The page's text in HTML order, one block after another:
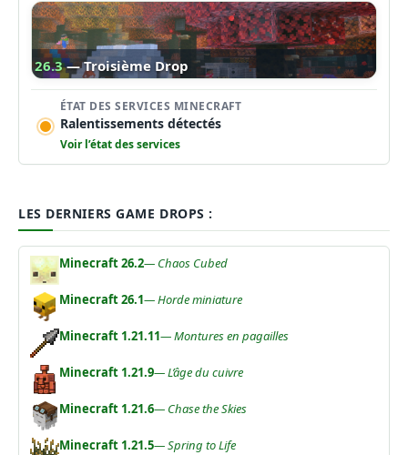
26.3 — Troisième Drop
ÉTAT DES SERVICES MINECRAFT
Ralentissements détectés
Voir l’état des services
LES DERNIERS GAME DROPS :
Minecraft 26.2— Chaos Cubed
Minecraft 26.1— Horde miniature
Minecraft 1.21.11— Montures en pagailles
Minecraft 1.21.9— L’âge du cuivre
Minecraft 1.21.6— Chase the Skies
Minecraft 1.21.5— Spring to Life